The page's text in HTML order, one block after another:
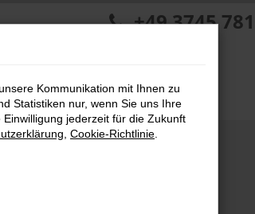
+49 3745
Kommunikation mit Ihnen zu
Statistiken nur, wenn Sie uns Ihre
jederzeit für die Zukunft
Cookie-Richtlinie